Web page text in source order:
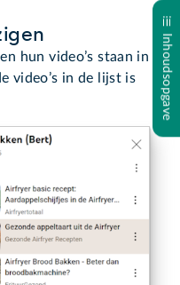
hun video’s staan in
video’s in de lijst is
Inhoudsopgave